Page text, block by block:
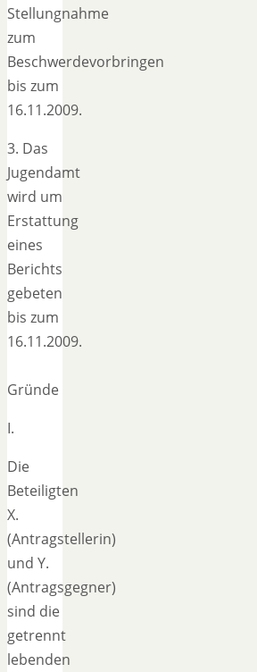
Stellungnahme
zum
Beschwerdevorbringen
bis zum
16.11.2009.
3. Das
Jugendamt
wird um
Erstattung
eines
Berichts
gebeten
bis zum
16.11.2009.
Gründe
I.
Die
Beteiligten
X.
(Antragstellerin)
und Y.
(Antragsgegner)
sind die
getrennt
lebenden